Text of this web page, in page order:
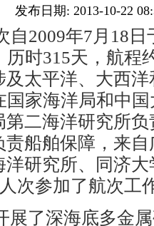
发布日期: 2013-10-22
自2009年7月18
历时315天，航程
及太平洋、大西
国家海洋局和中
第二海洋研究所
船舶保障，来
洋研究所、同济
次参加了航次工
展了深海底多金